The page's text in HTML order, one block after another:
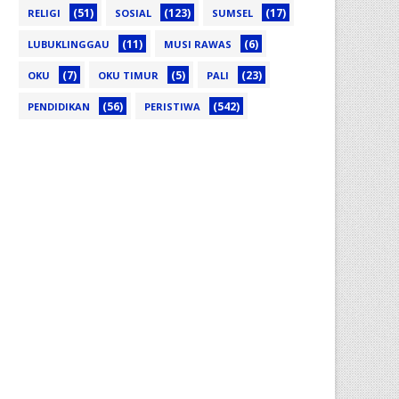
RELIGI (51) SOSIAL (123) SUMSEL (17)
LUBUKLINGGAU (11) MUSI RAWAS (6)
OKU (7) OKU TIMUR (5) PALI (23)
PENDIDIKAN (56) PERISTIWA (542)